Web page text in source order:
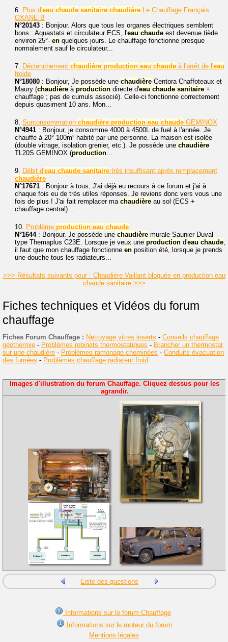
6. Plus d'eau chaude sanitaire chaudière Le Chauffage Français
OXANE B
N°20143 : Bonjour. Alors que tous les organes électriques semblent
bons : Aquastats et circulateur ECS, l'eau chaude est devenue tiède
environ 25°- en quelques jours. Le chauffage fonctionne presque
normalement sauf le circulateur...
7. Déclenchement chaudière production eau chaude à l'arrêt de l'eau
froide
N°18080 : Bonjour, Je possède une chaudière Centora Chaffoteaux et
Maury (chaudière à production directe d'eau chaude sanitaire +
chauffage ; pas de cumuls associé). Celle-ci fonctionne correctement
depuis quasiment 10 ans. Mon...
8. Surconsommation chaudière production eau chaude GEMINOX
N°4941 : Bonjour, je consomme 4000 à 4500L de fuel à l'année. Je
chauffe à 20° 100m² habité par une personne. La maison est isolée
(double vitrage, isolation grenier, etc.). Je possède une chaudière
TL20S GEMINOX (production...
9. Débit d'eau chaude sanitaire très insuffisant après remplacement
chaudière
N°17671 : Bonjour à tous, J'ai déjà eu recours à ce forum et j'ai à
chaque fois eu de très utiles réponses. Je reviens donc vers vous une
fois de plus ! J'ai fait remplacer ma chaudière au sol (ECS +
chauffage central)....
10. Problème production eau chaude
N°1644: Bonjour. Je possède une chaudière murale Saunier Duval
type Themaplus C23E. Lorsque je veux une production d'eau chaude,
il faut que mon chauffage fonctionne en position été, lorsque je prends
une douche tous les radiateurs...
>>> Résultats suivants pour : Chaudière Vaillant bloquée en production eau
chaude sanitaire >>>
Fiches techniques et Vidéos du forum
chauffage
Fiches Forum Chauffage : Nettoyage vitres inserts - Conseils chauffage
géothermie - Problèmes robinets thermostatiques - Brancher un thermostat
sur une chaudière - Problèmes ramonage cheminées - Conduits évacuation
des fumées - Problèmes chauffage radiateur froid
Images d'illustration du forum Chauffage. Cliquez dessus pour les
agrandir.
Liste des questions
Informations sur le forum Chauffage
Informations sur le moteur du forum
Mentions légales